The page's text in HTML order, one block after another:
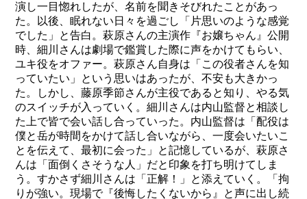
演し一目惚れしたが、名前を聞きそびれたことがあっ
た。以後、眠れない日々を過ごし「片思いのような感覚
でした」と告白。萩原さんの主演作『お嬢ちゃん』公開
時、細川さんは劇場で鑑賞した際に声をかけてもらい、
ユキ役をオファー。萩原さん自身は「この役者さんを知
っていたい」という思いはあったが、不安も大きかっ
た。しかし、藤原季節さんが主役であると知り、やる気
のスイッチが入っていく。細川さんは内山監督と相談し
た上で皆で会い話し合っていった。内山監督は「配役は
僕と岳が時間をかけて話し合いながら、一度会いたいこ
とを伝えて、最初に会った」と記憶しているが、萩原さ
んは「面倒くさそうな人」だと印象を打ち明けてしま
う。すかさず細川さんは「正解！」と添えていく。「拘
りが強い。現場で『後悔したくないから』と声に出し続